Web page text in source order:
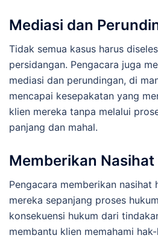
Mediasi dan
Tidak semua kasus harus
persidangan. Pengacara juga
mediasi dan perundingan, di
mencapai kesepakatan yang
klien mereka tanpa melalui
panjang dan mahal.
Memberikan Nasihat
Pengacara memberikan nasihat
mereka sepanjang proses
konsekuensi hukum dari
membantu klien memahami